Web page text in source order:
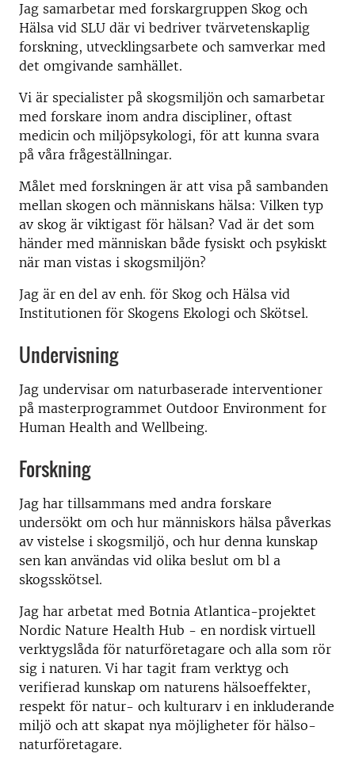
Jag samarbetar med forskargruppen Skog och
Hälsa vid SLU där vi bedriver tvärvetenskaplig
forskning, utvecklingsarbete och samverkar med
det omgivande samhället.
Vi är specialister på skogsmiljön och samarbetar
med forskare inom andra discipliner, oftast
medicin och miljöpsykologi, för att kunna svara
på våra frågeställningar.
Målet med forskningen är att visa på sambanden
mellan skogen och människans hälsa: Vilken typ
av skog är viktigast för hälsan? Vad är det som
händer med människan både fysiskt och psykiskt
när man vistas i skogsmiljön?
Jag är en del av enh. för Skog och Hälsa vid
Institutionen för Skogens Ekologi och Skötsel.
Undervisning
Jag undervisar om naturbaserade interventioner
på masterprogrammet Outdoor Environment for
Human Health and Wellbeing.
Forskning
Jag har tillsammans med andra forskare
undersökt om och hur människors hälsa påverkas
av vistelse i skogsmiljö, och hur denna kunskap
sen kan användas vid olika beslut om bl a
skogsskötsel.
Jag har arbetat med Botnia Atlantica-projektet
Nordic Nature Health Hub - en nordisk virtuell
verktygslåda för naturföretagare och alla som rör
sig i naturen. Vi har tagit fram verktyg och
verifierad kunskap om naturens hälsoeffekter,
respekt för natur- och kulturarv i en inkluderande
miljö och att skapat nya möjligheter för hälso-
naturföretagare.